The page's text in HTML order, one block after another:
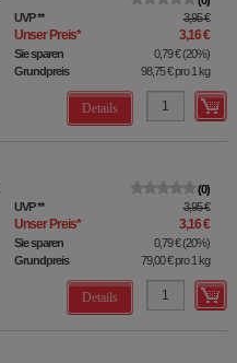
UVP** 3,95 €
Unser Preis* 3,16 €
Sie sparen 0,79 €(20%)
Grundpreis
98,75 €pro 1 kg
Details
0
UVP** 3,95 €
Unser Preis* 3,16 €
Sie sparen 0,79 €(20%)
Grundpreis
79,00 €pro 1 kg
Details